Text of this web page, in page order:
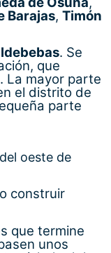
construir
que termine
unos
aislada del
por el este
la Radial 2, al
11, hace más
es que termine
de a
de
delReal